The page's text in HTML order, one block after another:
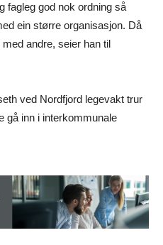
fagleg god nok ordning så
ein større organisasjon. Då
andre, seier han til
ved Nordfjord legevakt trur
gå inn i interkommunale